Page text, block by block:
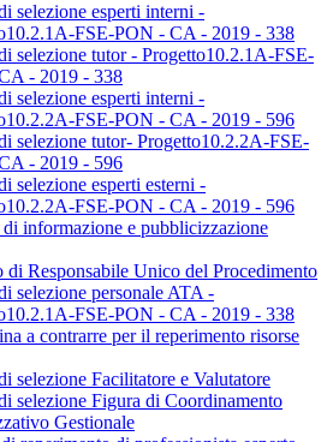
selezione esperti interni -
FSE-PON - CA - 2019 - 338
selezione tutor - Progetto10.2.1A-FSE-
- 2019 - 338
selezione esperti interni -
FSE-PON - CA - 2019 - 596
selezione tutor- Progetto10.2.2A-FSE-
- 2019 - 596
selezione esperti esterni -
FSE-PON - CA - 2019 - 596
informazione e pubblicizzazione
di Responsabile Unico del Procedimento
selezione personale ATA -
FSE-PON - CA - 2019 - 338
a contrarre per il reperimento risorse
selezione Facilitatore e Valutatore
selezione Figura di Coordinamento
Gestionale